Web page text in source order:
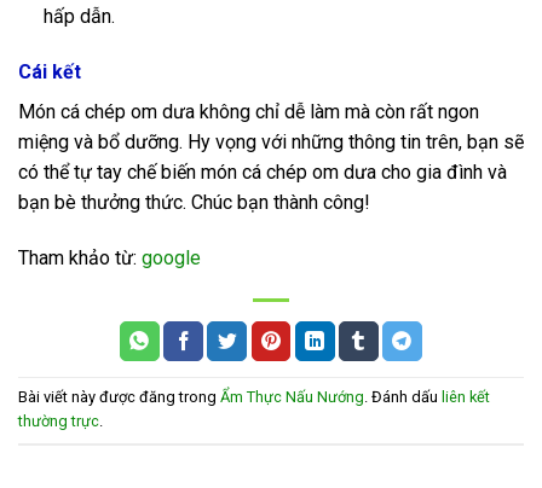
hấp dẫn.
Cái kết
Món cá chép om dưa không chỉ dễ làm mà còn rất ngon
miệng và bổ dưỡng. Hy vọng với những thông tin trên, bạn sẽ
có thể tự tay chế biến món cá chép om dưa cho gia đình và
bạn bè thưởng thức. Chúc bạn thành công!
Tham khảo từ: google
Bài viết này được đăng trong Ẩm Thực Nấu Nướng. Đánh dấu liên kết
thường trực.